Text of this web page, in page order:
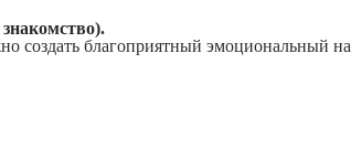
создать благоприятный